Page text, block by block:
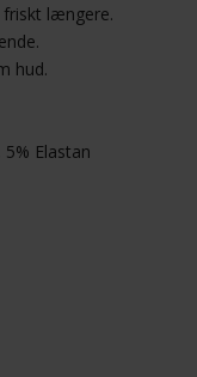
friskt længere.
hud.
Elastan